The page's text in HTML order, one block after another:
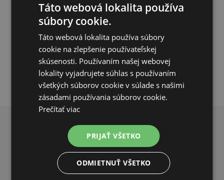
SKLADOM
PRIDAŤ DO KOŠÍKA
PREČO NAKUPOVAŤ U NÁS?
Táto webová lokalita používa
súbory cookie.
Táto webová lokalita používa súbory
cookie na zlepšenie používateľskej
skúsenosti. Používaním našej webovej
lokality vyjadrujete súhlas s používaním
všetkých súborov cookie v súlade s našimi
zásadami používania súborov cookie.
Prečítať viac
PRIJAŤ VŠETKO
ODMIETNUŤ VŠETKO